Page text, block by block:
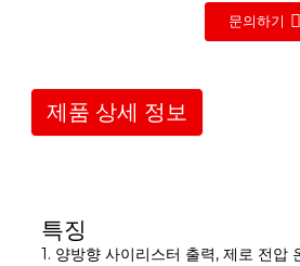
문의하기
제품 상세 정보
특징
1. 양방향 사이리스터 출력, 제로 전압